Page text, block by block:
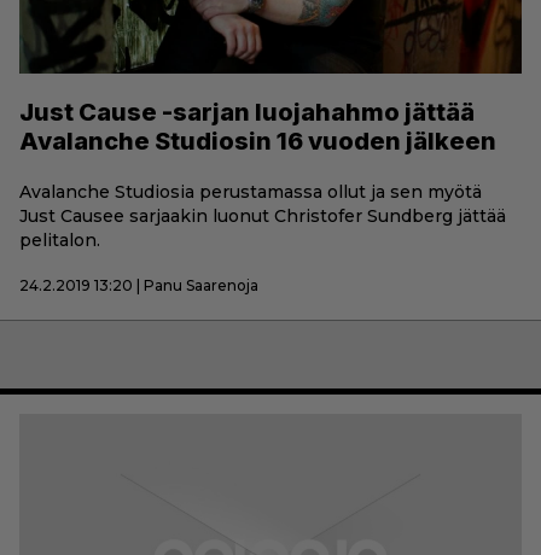
Just Cause -sarjan luojahahmo jättää
Avalanche Studiosin 16 vuoden jälkeen
Avalanche Studiosia perustamassa ollut ja sen myötä
Just Causee sarjaakin luonut Christofer Sundberg jättää
pelitalon.
24.2.2019 13:20 | Panu Saarenoja